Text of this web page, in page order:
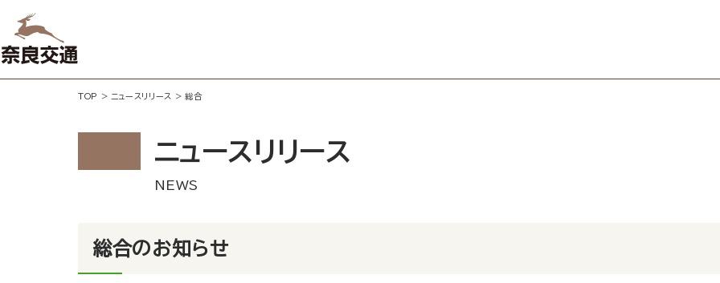
TOP > ニュースリリース > 総合
ニュースリリース
総合のお知らせ